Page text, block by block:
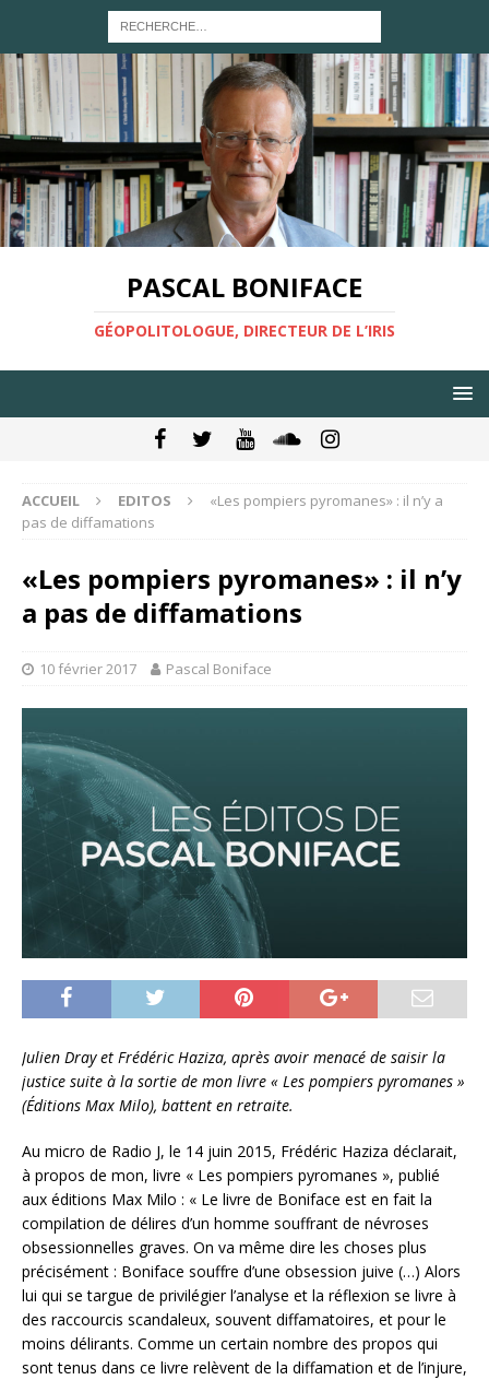
PASCAL BONIFACE
GÉOPOLITOLOGUE, DIRECTEUR DE L’IRIS
ACCUEIL EDITOS
«Les pompiers pyromanes» : il n’y a
pas de diffamations
«Les pompiers pyromanes» : il n’y
a pas de diffamations
10 février 2017 Pascal Boniface
Julien Dray et Frédéric Haziza, après avoir menacé de saisir la
justice suite à la sortie de mon livre « Les pompiers pyromanes »
(Éditions Max Milo), battent en retraite.
Au micro de Radio J, le 14 juin 2015, Frédéric Haziza déclarait,
à propos de mon, livre « Les pompiers pyromanes », publié
aux éditions Max Milo : « Le livre de Boniface est en fait la
compilation de délires d’un homme souffrant de névroses
obsessionnelles graves. On va même dire les choses plus
précisément : Boniface souffre d’une obsession juive (…) Alors
lui qui se targue de privilégier l’analyse et la réflexion se livre à
des raccourcis scandaleux, souvent diffamatoires, et pour le
moins délirants. Comme un certain nombre des propos qui
sont tenus dans ce livre relèvent de la diffamation et de l’injure,